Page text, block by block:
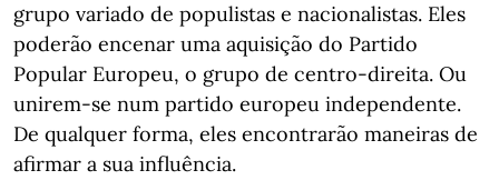
grupo variado de populistas e nacionalistas. Eles
poderão encenar uma aquisição do Partido
Popular Europeu, o grupo de centro-direita. Ou
unirem-se num partido europeu independente.
De qualquer forma, eles encontrarão maneiras de
afirmar a sua influência.